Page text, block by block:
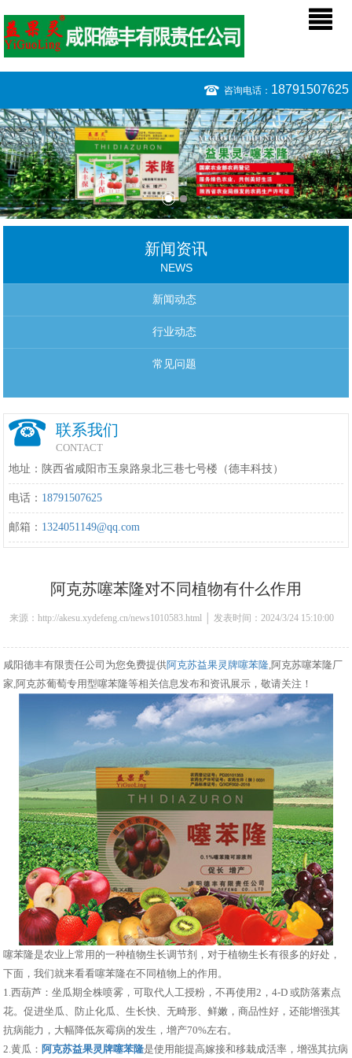
咨询电话： 18791507625
新闻资讯
NEWS
新闻动态
行业动态
常见问题
联系我们
CONTACT
地址：陕西省咸阳市玉泉路泉北三巷七号楼（德丰科技）
电话： 18791507625
邮箱： 1324051149@qq.com
阿克苏噻苯隆对不同植物有什么作用
来源：http://akesu.xydefeng.cn/news1010583.html │ 发表时间：2024/3/24 15:10:00
咸阳德丰有限责任公司为您免费提供阿克苏益果灵牌噻苯隆,阿克苏噻苯隆厂
家,阿克苏葡萄专用型噻苯隆等相关信息发布和资讯展示，敬请关注！
噻苯隆是农业上常用的一种植物生长调节剂，对于植物生长有很多的好处，
下面，我们就来看看噻苯隆在不同植物上的作用。
1.西葫芦：坐瓜期全株喷雾，可取代人工授粉，不再使用2，4-D 或防落素点
花。促进坐瓜、防止化瓜、生长快、无畸形、鲜嫩，商品性好，还能增强其
抗病能力，大幅降低灰霉病的发生，增产70%左右。
2.黄瓜： 阿克苏益果灵牌噻苯隆是使用能提高嫁接和移栽成活率，增强其抗病